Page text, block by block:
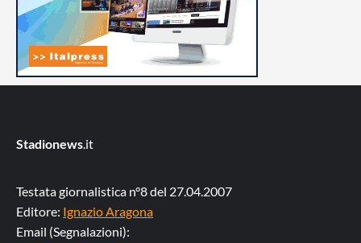
Stadionews.it
Testata giornalistica n°8 del 27.04.2007
Editore: Ignazio Aragona
Email (Segnalazioni):